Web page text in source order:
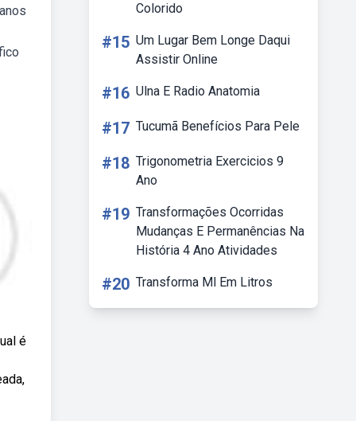
é
Colorido
#15 Um Lugar Bem Longe Daqui
Assistir Online
#16 Ulna E Radio Anatomia
#17 Tucumã Benefícios Para Pele
#18 Trigonometria Exercicios 9
Ano
#19 Transformações Ocorridas
Mudanças E Permanências Na
História 4 Ano Atividades
#20 Transforma Ml Em Litros